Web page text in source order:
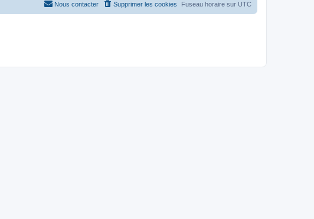
Fuseau horaire sur UTC
Supprimer les cookies
Nous contacter